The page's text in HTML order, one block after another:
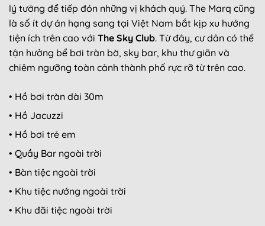
lý tưởng để tiếp đón những vị khách quý. The Marq cũng
là số ít dự án hạng sang tại Việt Nam bắt kịp xu hướng
tiện ích trên cao với The Sky Club. Từ đây, cư dân có thể
tận hưởng bể bơi tràn bờ, sky bar, khu thư giãn và
chiêm ngưỡng toàn cảnh thành phố rực rỡ từ trên cao.
• Hồ bơi tràn dài 30m
• Hồ Jacuzzi
• Hồ bơi trẻ em
• Quầy Bar ngoài trời
• Bàn tiệc ngoài trời
• Khu tiệc nướng ngoài trời
• Khu đãi tiệc ngoài trời